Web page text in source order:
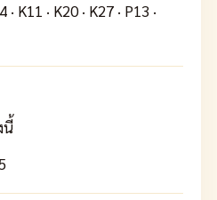
· K11 · K20 · K27 · P13 ·
นี้